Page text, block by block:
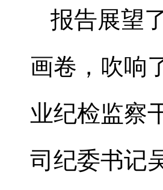
报告展望
画卷，吹响
业纪检监察
司纪委书记